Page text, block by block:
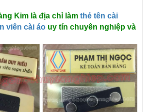
Kim là địa chỉ làm thẻ tên cài
viên cài áo uy tín chuyên nghiệp và